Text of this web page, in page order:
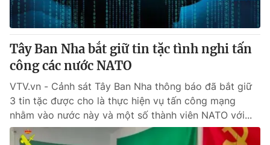
Tây Ban Nha bắt giữ tin tặc tình nghi tấn
công các nước NATO
VTV.vn - Cảnh sát Tây Ban Nha thông báo đã bắt giữ
3 tin tặc được cho là thực hiện vụ tấn công mạng
nhằm vào nước này và một số thành viên NATO với...